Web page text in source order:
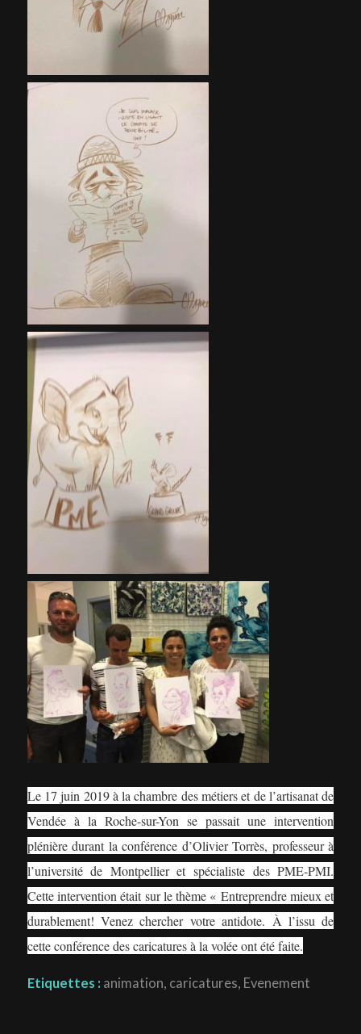
Le 17 juin 2019 à la chambre des métiers et de l’artisanat de
Vendée à la Roche-sur-Yon se passait une intervention
plénière durant la conférence d’Olivier Torrès, professeur à
l’université de Montpellier et spécialiste des PME-PMI.
Cette intervention était sur le thème « Entreprendre mieux et
durablement! Venez chercher votre antidote. À l’issu de
cette conférence des caricatures à la volée ont été faite.
Etiquettes : animation, caricatures, Evenement